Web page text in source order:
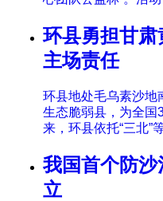
环县勇担甘
主场责任
环县地处毛乌素沙地
生态脆弱县，为全国
来，环县依托“三北”
我国首个防
立